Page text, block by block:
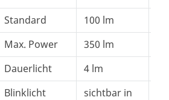
Standard 100 lm
Max. Power 350 lm
Dauerlicht 4 lm
Blinklicht
sichtbar in